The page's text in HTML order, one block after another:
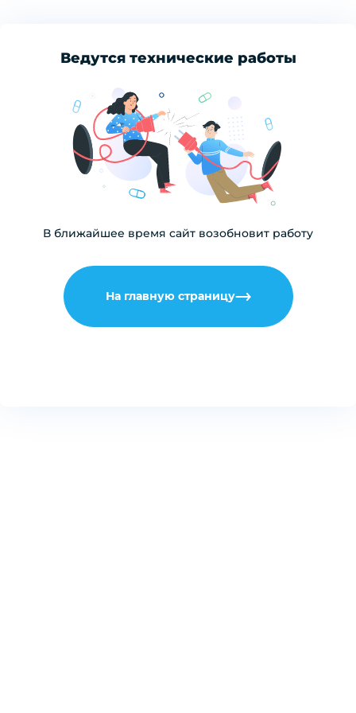
Ведутся технические работы
В ближайшее время сайт возобновит работу
На главную страницу